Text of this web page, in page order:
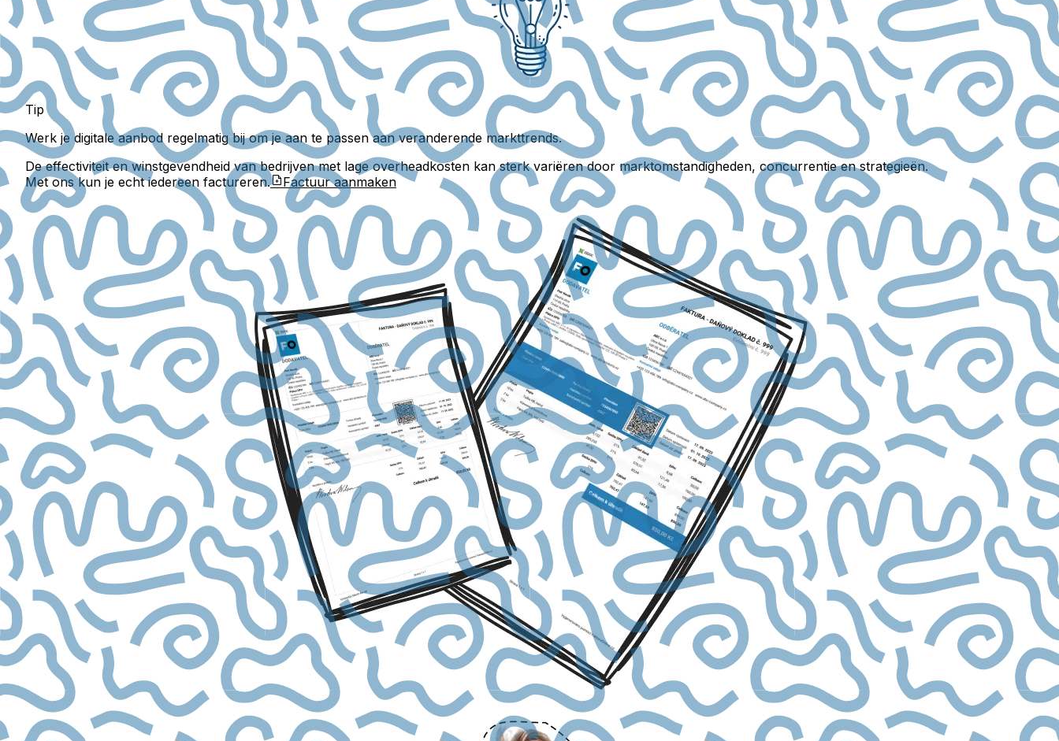
Tip
Werk je digitale aanbod regelmatig bij om je aan te passen aan veranderende markttrends.
De effectiviteit en winstgevendheid van bedrijven met lage overheadkosten kan sterk variëren door marktomstandigheden, concurrentie en strategieën.
Met ons kun je echt iedereen factureren.
Factuur aanmaken